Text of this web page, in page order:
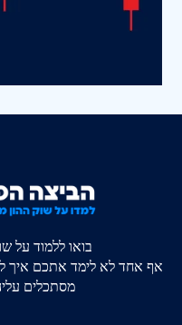
בואו ללמוד על
אף אחד לא לימד אתכם איך
מסתכלים